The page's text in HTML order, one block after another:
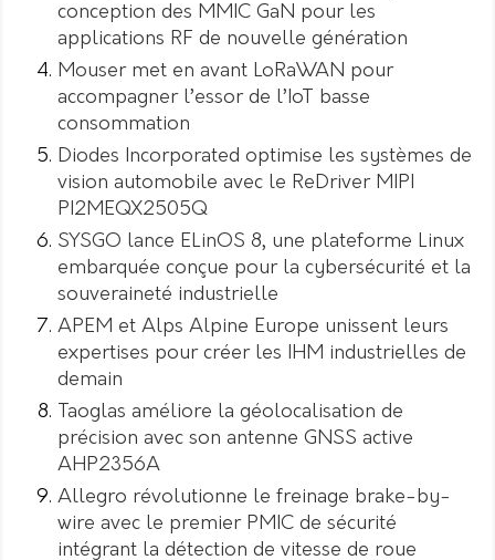
conception des MMIC GaN pour les
applications RF de nouvelle génération
Mouser met en avant LoRaWAN pour
accompagner l’essor de l’IoT basse
consommation
Diodes Incorporated optimise les systèmes de
vision automobile avec le ReDriver MIPI
PI2MEQX2505Q
SYSGO lance ELinOS 8, une plateforme Linux
embarquée conçue pour la cybersécurité et la
souveraineté industrielle
APEM et Alps Alpine Europe unissent leurs
expertises pour créer les IHM industrielles de
demain
Taoglas améliore la géolocalisation de
précision avec son antenne GNSS active
AHP2356A
Allegro révolutionne le freinage brake-by-
wire avec le premier PMIC de sécurité
intégrant la détection de vitesse de roue